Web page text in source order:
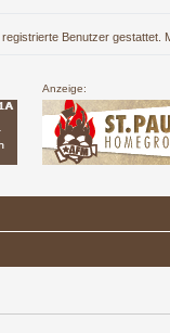
Benutzer gestattet.
Anzeige: